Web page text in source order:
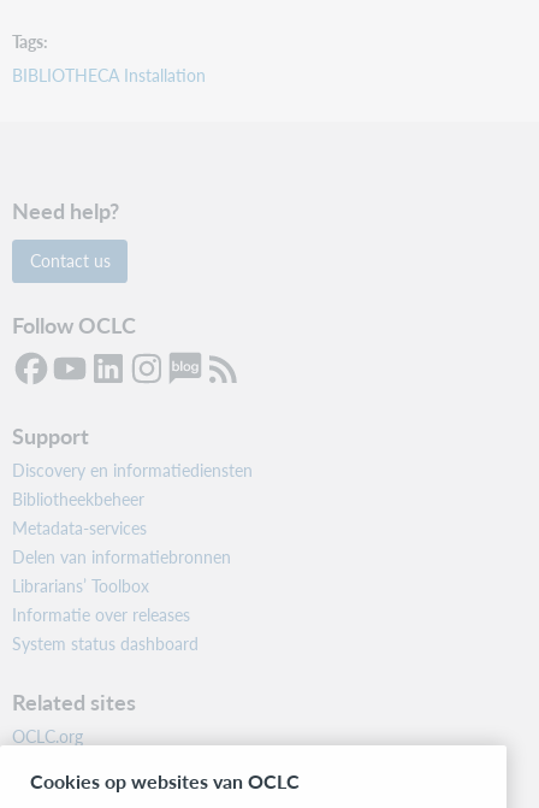
Tags
BIBLIOTHECA Installation
Need help?
Contact us
Follow OCLC
Support
Discovery en informatiediensten
Bibliotheekbeheer
Metadata-services
Delen van informatiebronnen
Librarians’ Toolbox
Informatie over releases
System status dashboard
Related sites
OCLC.org
Community
Cookies op websites van OCLC